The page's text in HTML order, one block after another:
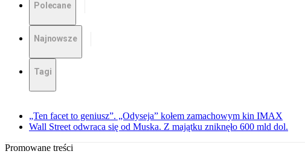
Polecane
Najnowsze
Tagi
„Ten facet to geniusz”. „Odyseja” kołem zamachowym kin IMAX
Wall Street odwraca się od Muska. Z majątku zniknęło 600 mld dol.
Promowane treści